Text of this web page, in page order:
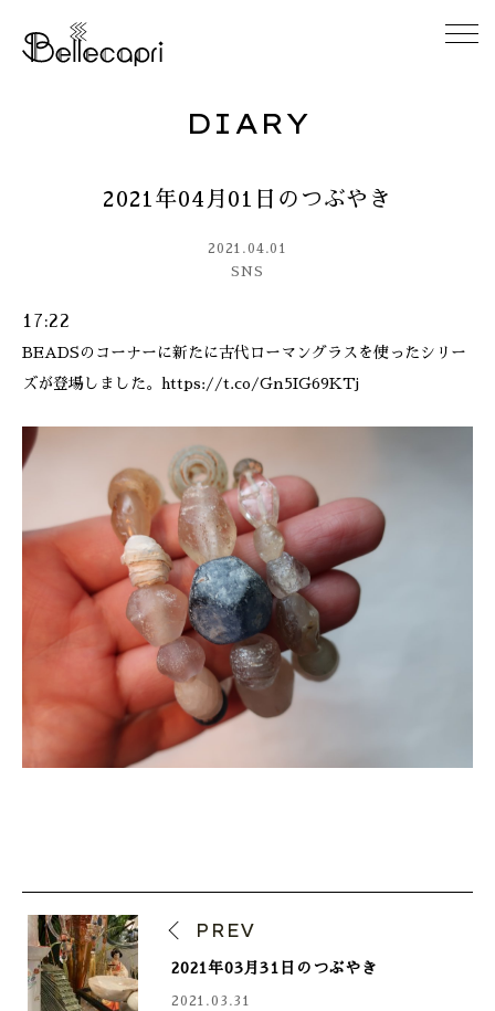
ABOUT
ACCESS
DIARY
CONTACT
ONLINE SHOP
DIARY
2021年04月01日のつぶやき
2021.04.01
SNS
17:22
BEADSのコーナーに新たに古代ローマングラスを使ったシリー
ズが登場しました。https://t.co/Gn5IG69KTj
PREV
2021年03月31日のつぶやき
2021.03.31